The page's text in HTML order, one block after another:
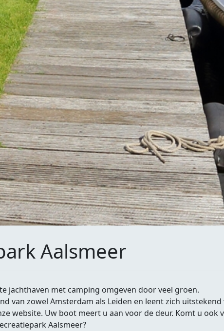
Aalsmeer
jachthaven met camping omgeven door veel groen.
van zowel Amsterdam als Leiden en leent zich
website. Uw boot meert u aan voor de deur. Komt u ook
Aalsmeer?